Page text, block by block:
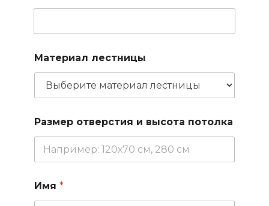
Материал лестницы
Размер отверстия и высота потолка
Имя *